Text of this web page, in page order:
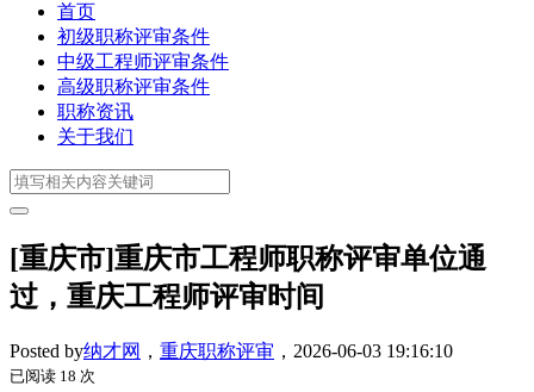
首页
初级职称评审条件
中级工程师评审条件
高级职称评审条件
职称资讯
关于我们
[重庆市]重庆市工程师职称评审单位通
过，重庆工程师评审时间
Posted by纳才网 ， 重庆职称评审 ， 2026-06-03 19:16:10
已阅读 18 次